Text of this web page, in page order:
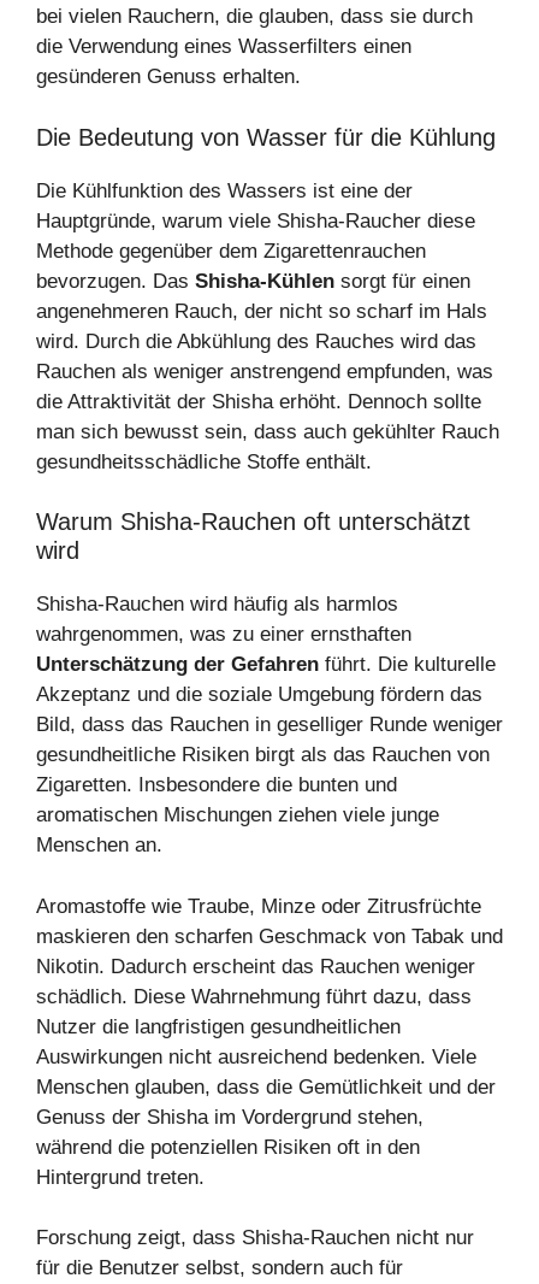
bei vielen Rauchern, die glauben, dass sie durch
die Verwendung eines Wasserfilters einen
gesünderen Genuss erhalten.
Die Bedeutung von Wasser für die Kühlung
Die Kühlfunktion des Wassers ist eine der
Hauptgründe, warum viele Shisha-Raucher diese
Methode gegenüber dem Zigarettenrauchen
bevorzugen. Das Shisha-Kühlen sorgt für einen
angenehmeren Rauch, der nicht so scharf im Hals
wird. Durch die Abkühlung des Rauches wird das
Rauchen als weniger anstrengend empfunden, was
die Attraktivität der Shisha erhöht. Dennoch sollte
man sich bewusst sein, dass auch gekühlter Rauch
gesundheitsschädliche Stoffe enthält.
Warum Shisha-Rauchen oft unterschätzt
wird
Shisha-Rauchen wird häufig als harmlos
wahrgenommen, was zu einer ernsthaften
Unterschätzung der Gefahren führt. Die kulturelle
Akzeptanz und die soziale Umgebung fördern das
Bild, dass das Rauchen in geselliger Runde weniger
gesundheitliche Risiken birgt als das Rauchen von
Zigaretten. Insbesondere die bunten und
aromatischen Mischungen ziehen viele junge
Menschen an.
Aromastoffe wie Traube, Minze oder Zitrusfrüchte
maskieren den scharfen Geschmack von Tabak und
Nikotin. Dadurch erscheint das Rauchen weniger
schädlich. Diese Wahrnehmung führt dazu, dass
Nutzer die langfristigen gesundheitlichen
Auswirkungen nicht ausreichend bedenken. Viele
Menschen glauben, dass die Gemütlichkeit und der
Genuss der Shisha im Vordergrund stehen,
während die potenziellen Risiken oft in den
Hintergrund treten.
Forschung zeigt, dass Shisha-Rauchen nicht nur
für die Benutzer selbst, sondern auch für